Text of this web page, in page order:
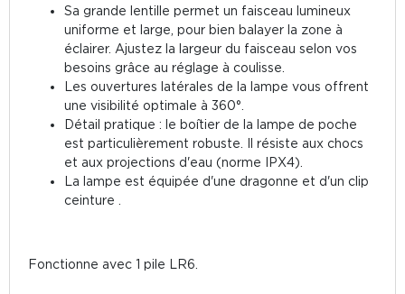
Sa grande lentille permet un faisceau lumineux
uniforme et large, pour bien balayer la zone à
éclairer. Ajustez la largeur du faisceau selon vos
besoins grâce au réglage à coulisse.
Les ouvertures latérales de la lampe vous offrent
une visibilité optimale à 360°.
Détail pratique : le boîtier de la lampe de poche
est particulièrement robuste. Il résiste aux chocs
et aux projections d'eau (norme IPX4).
La lampe est équipée d'une dragonne et d'un clip
ceinture .
Fonctionne avec 1 pile LR6.